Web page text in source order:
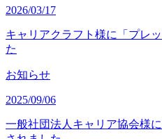
2026/03/17
キャリアクラフト様に「プレ
た
お知らせ
2025/09/06
一般社団法人キャリア協会様